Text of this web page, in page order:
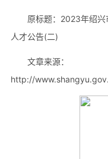
原标题：2023年绍
人才公告(二)
文章来源：
http://